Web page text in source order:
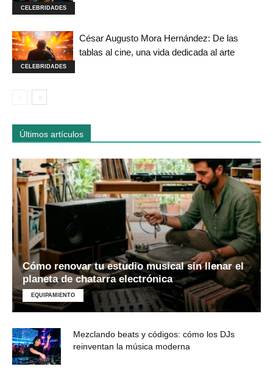
CELEBRIDADES
CELEBRIDADES
César Augusto Mora Hernández: De las
tablas al cine, una vida dedicada al arte
Últimos artículos
Cómo renovar tu estudio musical sin llenar el
planeta de chatarra electrónica
EQUIPAMIENTO
Mezclando beats y códigos: cómo los DJs
reinventan la música moderna